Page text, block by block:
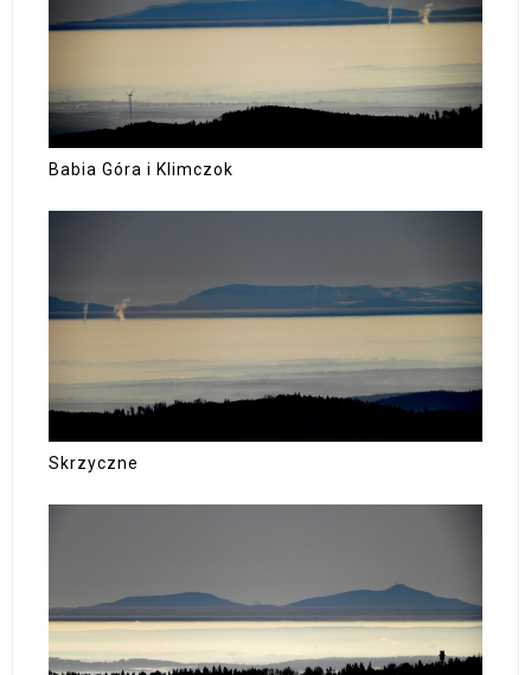
Babia Góra i Klimczok
Skrzyczne